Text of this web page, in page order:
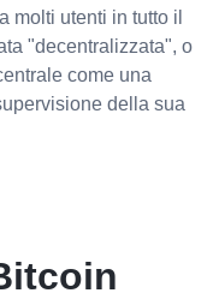
molti utenti in tutto il
"decentralizzata", o
come una
della sua